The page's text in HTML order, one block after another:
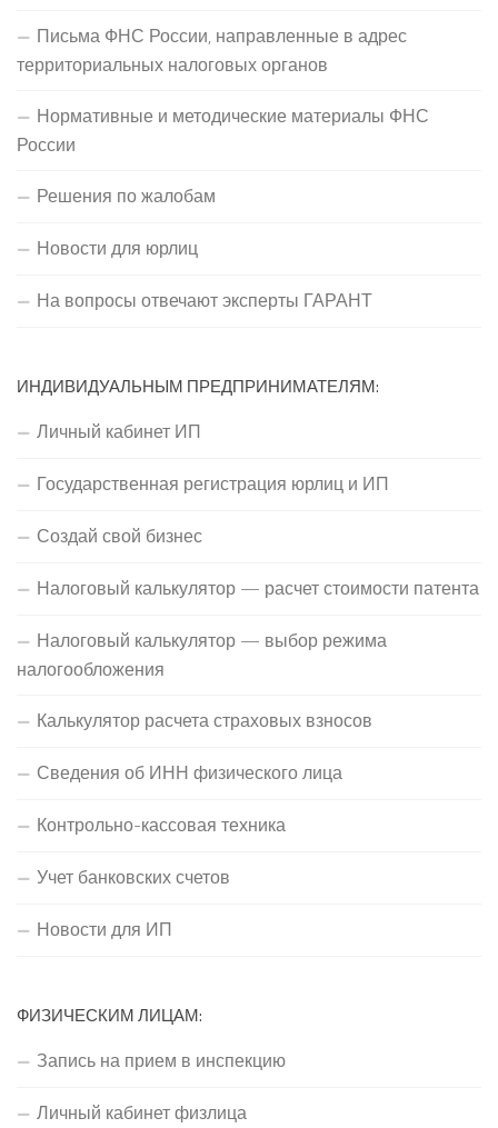
Письма ФНС России, направленные в адрес
территориальных налоговых органов
Нормативные и методические материалы ФНС
России
Решения по жалобам
Новости для юрлиц
На вопросы отвечают эксперты ГАРАНТ
ИНДИВИДУАЛЬНЫМ ПРЕДПРИНИМАТЕЛЯМ:
Личный кабинет ИП
Государственная регистрация юрлиц и ИП
Создай свой бизнес
Налоговый калькулятор — расчет стоимости патента
Налоговый калькулятор — выбор режима
налогообложения
Калькулятор расчета страховых взносов
Сведения об ИНН физического лица
Контрольно-кассовая техника
Учет банковских счетов
Новости для ИП
ФИЗИЧЕСКИМ ЛИЦАМ:
Запись на прием в инспекцию
Личный кабинет физлица